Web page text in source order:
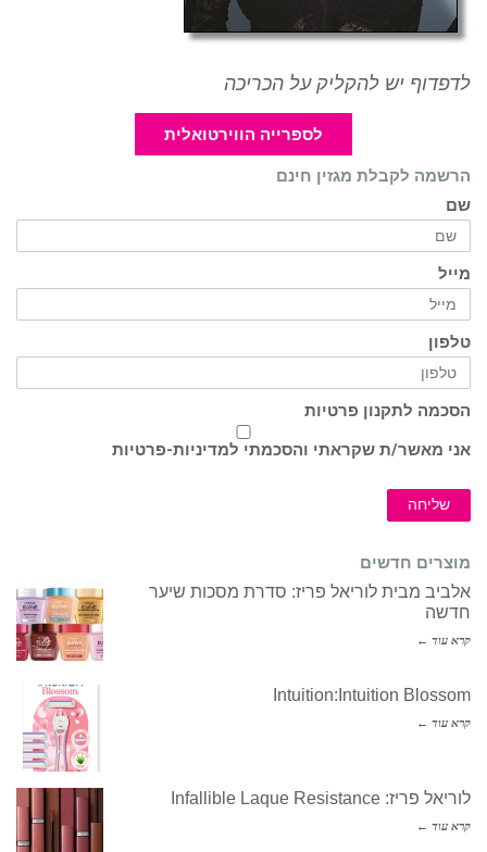
לדפדוף יש להקליק על הכריכה
לספרייה הווירטואלית
הרשמה לקבלת מגזין חינם
שם
מייל
טלפון
הסכמה לתקנון פרטיות
אני מאשר/ת שקראתי והסכמתי למדיניות-פרטיות
שליחה
מוצרים חדשים
אלביב מבית לוריאל פריז: סדרת מסכות שיער
חדשה
קרא עוד ←
Intuition:Intuition Blossom
קרא עוד ←
לוריאל פריז: Infallible Laque Resistance
קרא עוד ←